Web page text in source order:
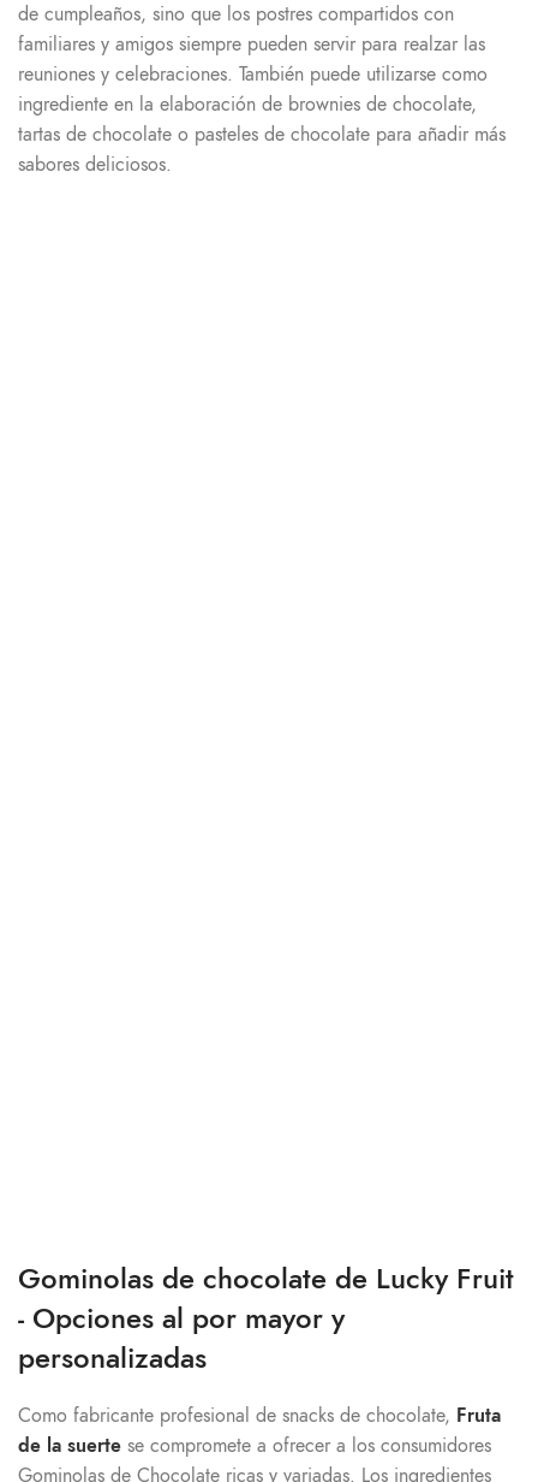
de cumpleaños, sino que los postres compartidos con
familiares y amigos siempre pueden servir para realzar las
reuniones y celebraciones. También puede utilizarse como
ingrediente en la elaboración de brownies de chocolate,
tartas de chocolate o pasteles de chocolate para añadir más
sabores deliciosos.
Gominolas de chocolate de Lucky Fruit
- Opciones al por mayor y
personalizadas
Como fabricante profesional de snacks de chocolate, Fruta
de la suerte se compromete a ofrecer a los consumidores
Gominolas de Chocolate ricas y variadas. Los ingredientes